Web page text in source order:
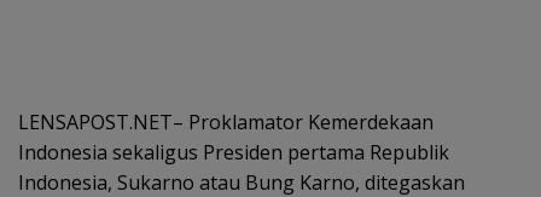
LENSAPOST.NET– Proklamator Kemerdekaan
Indonesia sekaligus Presiden pertama Republik
Indonesia, Sukarno atau Bung Karno, ditegaskan